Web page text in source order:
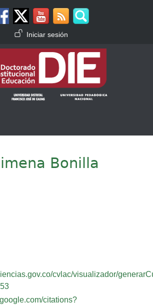
de usuario
Iniciar sesión
Bonilla
cvlac/visualizador/
citations?